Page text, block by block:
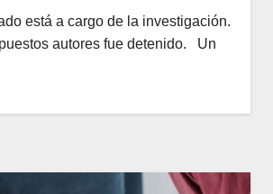
está a cargo de la investigación.
autores fue detenido. Un